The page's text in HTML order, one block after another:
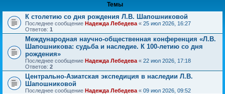
Темы
К столетию со дня рождения Л.В. Шапошниковой
Последнее сообщение Надежда Лебедева « 25 июл 2026, 16:27
Ответов: 1
Международная научно-общественная конференция «Л.В.
Шапошникова: судьба и наследие. К 100-летию со дня
рождения»
Последнее сообщение Надежда Лебедева « 22 июл 2026, 17:18
Ответов: 2
Центрально-Азиатская экспедиция в наследии Л.В.
Шапошниковой
Последнее сообщение Надежда Лебедева « 09 июл 2026, 09:52